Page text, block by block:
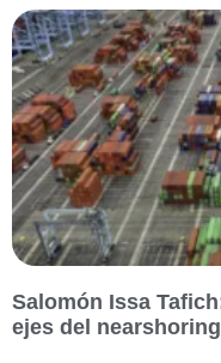
Salomón Issa
ejes del